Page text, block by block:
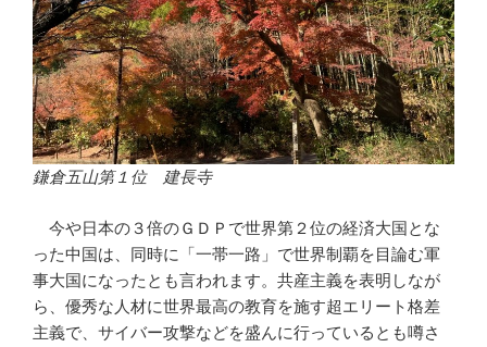
鎌倉五山第１位 建長寺
今や日本の３倍のＧＤＰで世界第２位の経済大国とな
った中国は、同時に「一帯一路」で世界制覇を目論む軍
事大国になったとも言われます。共産主義を表明しなが
ら、優秀な人材に世界最高の教育を施す超エリート格差
主義で、サイバー攻撃などを盛んに行っているとも噂さ